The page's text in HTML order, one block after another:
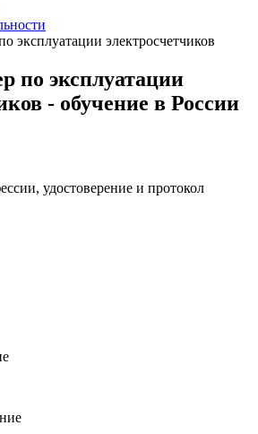
эксплуатации электросчетчиков
по эксплуатации
- обучение в России
удостоверение и протокол